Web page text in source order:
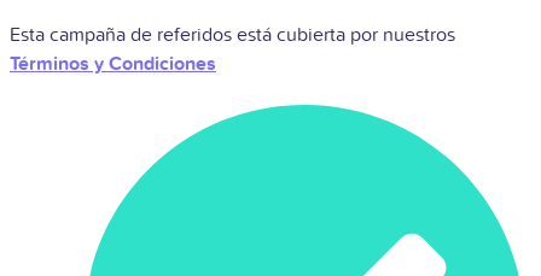
Esta campaña de referidos está cubierta por nuestros
Términos y Condiciones